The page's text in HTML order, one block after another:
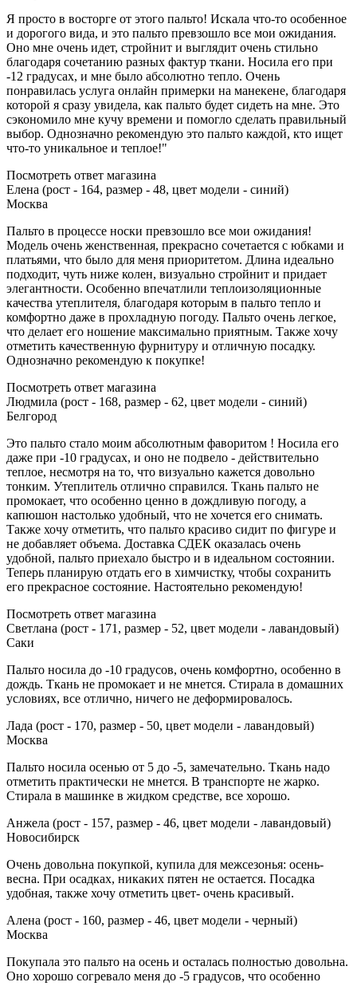
Я просто в восторге от этого пальто! Искала что-то особенное
и дорогого вида, и это пальто превзошло все мои ожидания.
Оно мне очень идет, стройнит и выглядит очень стильно
благодаря сочетанию разных фактур ткани. Носила его при
-12 градусах, и мне было абсолютно тепло. Очень
понравилась услуга онлайн примерки на манекене, благодаря
которой я сразу увидела, как пальто будет сидеть на мне. Это
сэкономило мне кучу времени и помогло сделать правильный
выбор. Однозначно рекомендую это пальто каждой, кто ищет
что-то уникальное и теплое!"
Посмотреть ответ магазина
Елена (рост - 164, размер - 48, цвет модели - синий)
Москва
Пальто в процессе носки превзошло все мои ожидания!
Модель очень женственная, прекрасно сочетается с юбками и
платьями, что было для меня приоритетом. Длина идеально
подходит, чуть ниже колен, визуально стройнит и придает
элегантности. Особенно впечатлили теплоизоляционные
качества утеплителя, благодаря которым в пальто тепло и
комфортно даже в прохладную погоду. Пальто очень легкое,
что делает его ношение максимально приятным. Также хочу
отметить качественную фурнитуру и отличную посадку.
Однозначно рекомендую к покупке!
Посмотреть ответ магазина
Людмила (рост - 168, размер - 62, цвет модели - синий)
Белгород
Это пальто стало моим абсолютным фаворитом ! Носила его
даже при -10 градусах, и оно не подвело - действительно
теплое, несмотря на то, что визуально кажется довольно
тонким. Утеплитель отлично справился. Ткань пальто не
промокает, что особенно ценно в дождливую погоду, а
капюшон настолько удобный, что не хочется его снимать.
Также хочу отметить, что пальто красиво сидит по фигуре и
не добавляет объема. Доставка СДЕК оказалась очень
удобной, пальто приехало быстро и в идеальном состоянии.
Теперь планирую отдать его в химчистку, чтобы сохранить
его прекрасное состояние. Настоятельно рекомендую!
Посмотреть ответ магазина
Светлана (рост - 171, размер - 52, цвет модели - лавандовый)
Саки
Пальто носила до -10 градусов, очень комфортно, особенно в
дождь. Ткань не промокает и не мнется. Стирала в домашних
условиях, все отлично, ничего не деформировалось.
Лада (рост - 170, размер - 50, цвет модели - лавандовый)
Москва
Пальто носила осенью от 5 до -5, замечательно. Ткань надо
отметить практически не мнется. В транспорте не жарко.
Стирала в машинке в жидком средстве, все хорошо.
Анжела (рост - 157, размер - 46, цвет модели - лавандовый)
Новосибирск
Очень довольна покупкой, купила для межсезонья: осень-
весна. При осадках, никаких пятен не остается. Посадка
удобная, также хочу отметить цвет- очень красивый.
Алена (рост - 160, размер - 46, цвет модели - черный)
Москва
Покупала это пальто на осень и осталась полностью довольна.
Оно хорошо согревало меня до -5 градусов, что особенно